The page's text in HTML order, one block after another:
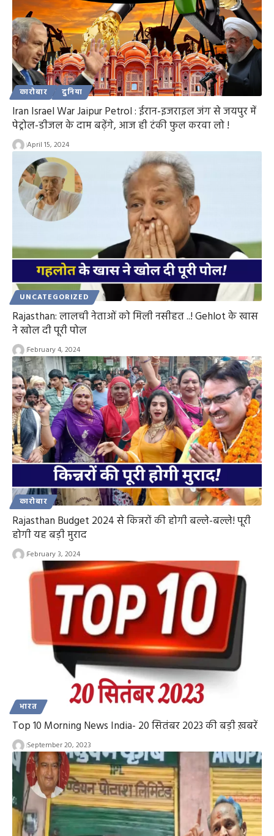
कारोबार दुनिया
Iran Israel War Jaipur Petrol : ईरान-इजराइल जंग से जयपुर में
पेट्रोल-डीजल के दाम बढ़ेंगे, आज ही टंकी फुल करवा लो !
April 15, 2024
UNCATEGORIZED
Rajasthan: लालची नेताओं को मिली नसीहत ..! Gehlot के खास
ने खोल दी पूरी पोल
February 4, 2024
कारोबार
Rajasthan Budget 2024 से किन्नरों की होगी बल्ले-बल्ले! पूरी
होगी यह बड़ी मुराद
February 3, 2024
भारत
Top 10 Morning News India- 20 सितंबर 2023 की बड़ी ख़बरें
September 20, 2023